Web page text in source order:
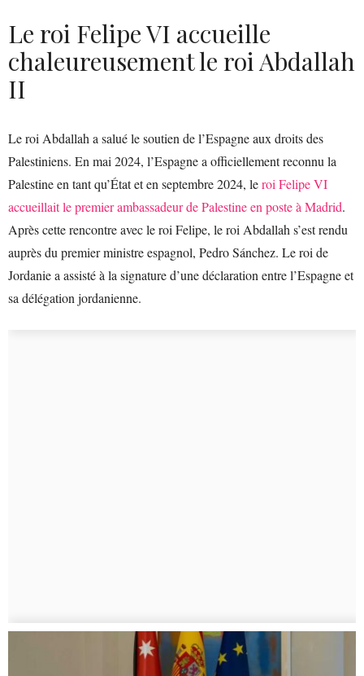
Le roi Felipe VI accueille
chaleureusement le roi Abdallah
II
Le roi Abdallah a salué le soutien de l’Espagne aux droits des
Palestiniens. En mai 2024, l’Espagne a officiellement reconnu la
Palestine en tant qu’État et en septembre 2024, leroi Felipe VI
accueillait le premier ambassadeur de Palestine en poste à Madrid.
Après cette rencontre avec le roi Felipe, le roi Abdallah s’est rendu
auprès du premier ministre espagnol, Pedro Sánchez. Le roi de
Jordanie a assisté à la signature d’une déclaration entre l’Espagne et
sa délégation jordanienne.